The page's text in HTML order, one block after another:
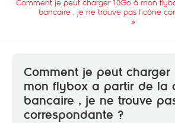
Comment je peut charger 10Go à mon
bancaire , je ne trouve pas l'icône
»
Comment je peut charger
mon flybox a partir de la
bancaire , je ne trouve
correspondante ?